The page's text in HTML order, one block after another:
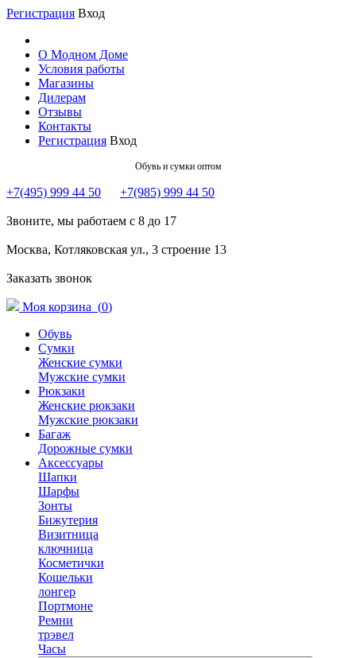
Регистрация Вход
О Модном Доме
Условия работы
Магазины
Дилерам
Отзывы
Контакты
Регистрация Вход
Обувь и сумки оптом
+7(495) 999 44 50 +7(985) 999 44 50
Звоните, мы работаем с 8 до 17
Москва, Котляковская ул., 3 строение 13
Заказать звонок
Моя корзина (0)
Обувь
Сумки
Женские сумки
Мужские сумки
Рюкзаки
Женские рюкзаки
Мужские рюкзаки
Багаж
Дорожные сумки
Аксессуары
Шапки
Шарфы
Зонты
Бижутерия
Визитница
ключница
Косметички
Кошельки
лонгер
Портмоне
Ремни
трэвел
Часы